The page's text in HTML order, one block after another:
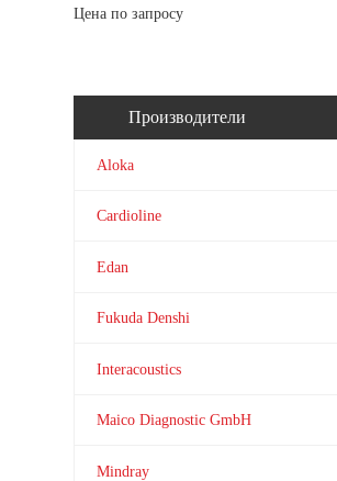
Цена по запросу
Производители
Aloka
Cardioline
Edan
Fukuda Denshi
Interacoustics
Maico Diagnostic GmbH
Mindray